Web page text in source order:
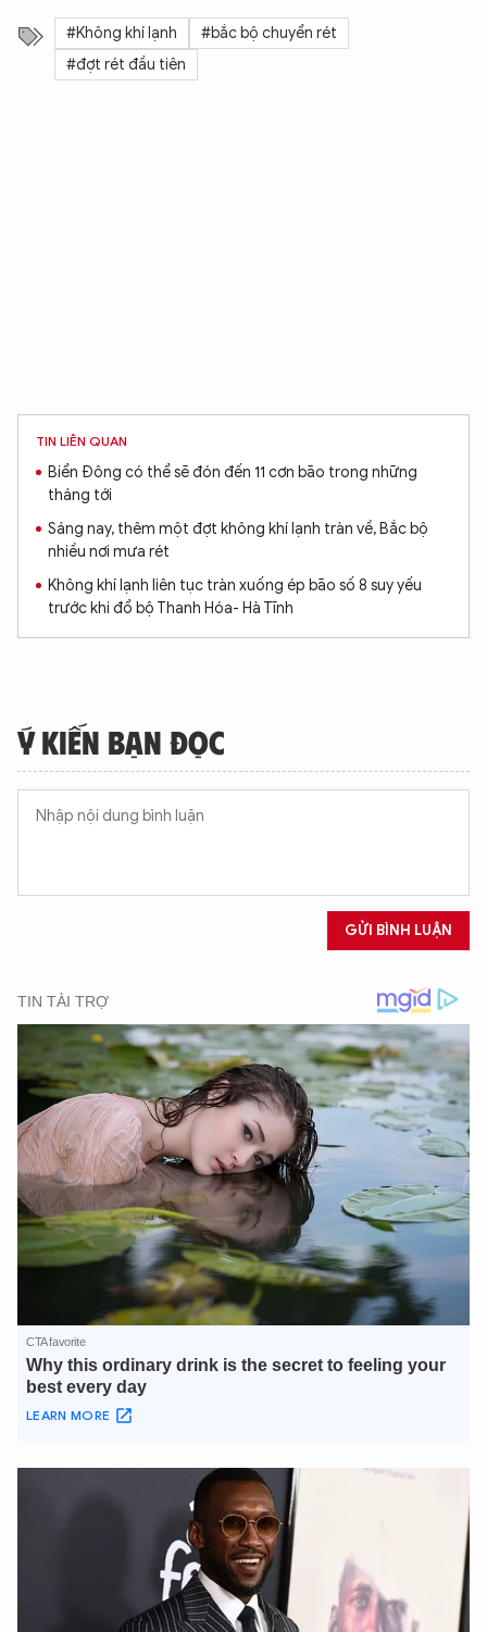
#Không khí lạnh
#bắc bộ chuyển rét
#đợt rét đầu tiên
TIN LIÊN QUAN
Biển Đông có thể sẽ đón đến 11 cơn bão trong những
tháng tới
Sáng nay, thêm một đợt không khí lạnh tràn về, Bắc bộ
nhiều nơi mưa rét
Không khí lạnh liên tục tràn xuống ép bão số 8 suy yếu
trước khi đổ bộ Thanh Hóa- Hà Tĩnh
Ý KIẾN BẠN ĐỌC
GỬI BÌNH LUẬN
XIN CHÀO,
TÔI LÀ CHATBOT CỦA